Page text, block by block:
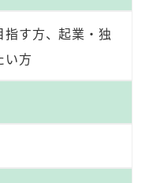
す方、起業・独
い方